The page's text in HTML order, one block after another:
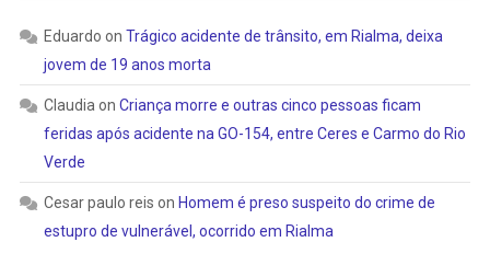
Eduardo on Trágico acidente de trânsito, em Rialma, deixa
jovem de 19 anos morta
Claudia on Criança morre e outras cinco pessoas ficam
feridas após acidente na GO-154, entre Ceres e Carmo do Rio
Verde
Cesar paulo reis on Homem é preso suspeito do crime de
estupro de vulnerável, ocorrido em Rialma